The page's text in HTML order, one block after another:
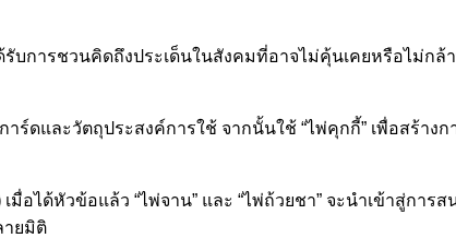
รับการชวนคิดถึงประเด็นในสังคมที่อาจไม่คุ้นเคยหรือไม่ก
ดและวัตถุประสงค์การใช้ จากนั้นใช้ “ไพ่คุกกี้” เพื่อสร้างก
เมื่อได้หัวข้อแล้ว “ไพ่จาน” และ “ไพ่ถ้วยชา” จะนำเข้าสู่กา
ายมิติ